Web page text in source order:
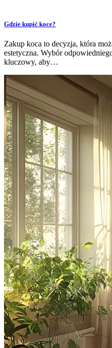
Gdzie kupić koce?
Zakup koca to decyzja, która
estetyczna. Wybór
kluczowy, aby…